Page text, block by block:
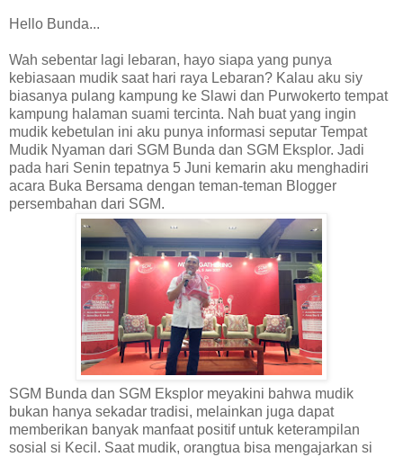
Hello Bunda...
Wah sebentar lagi lebaran, hayo siapa yang punya
kebiasaan mudik saat hari raya Lebaran? Kalau aku siy
biasanya pulang kampung ke Slawi dan Purwokerto tempat
kampung halaman suami tercinta. Nah buat yang ingin
mudik kebetulan ini aku punya informasi seputar Tempat
Mudik Nyaman dari SGM Bunda dan SGM Eksplor. Jadi
pada hari Senin tepatnya 5 Juni kemarin aku menghadiri
acara Buka Bersama dengan teman-teman Blogger
persembahan dari SGM.
SGM Bunda dan SGM Eksplor meyakini bahwa mudik
bukan hanya sekadar tradisi, melainkan juga dapat
memberikan banyak manfaat positif untuk keterampilan
sosial si Kecil. Saat mudik, orangtua bisa mengajarkan si